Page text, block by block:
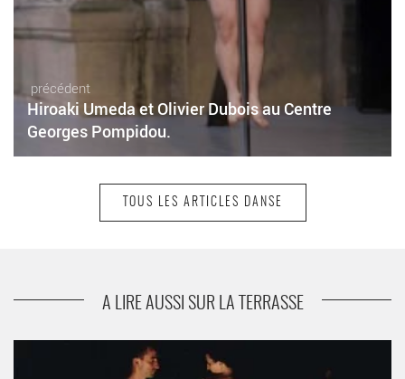
précédent
Hiroaki Umeda et Olivier Dubois au Centre
Georges Pompidou.
Répertoire contemporain à Artdanthé
TOUS LES ARTICLES DANSE
A LIRE AUSSI SUR LA TERRASSE
Limb’s theorem et Jérôme Bel - Critique sortie Danse Paris